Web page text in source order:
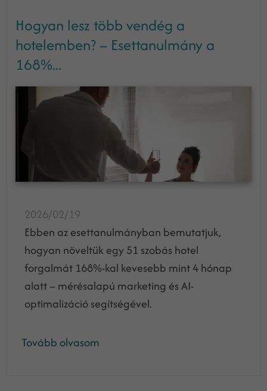
Hogyan lesz több vendég a
hotelemben? – Esettanulmány a
168%...
2026/02/19
Ebben az esettanulmányban bemutatjuk,
hogyan növeltük egy 51 szobás hotel
forgalmát 168%-kal kevesebb mint 4 hónap
alatt – mérésalapú marketing és AI-
optimalizáció segítségével.
Tovább olvasom